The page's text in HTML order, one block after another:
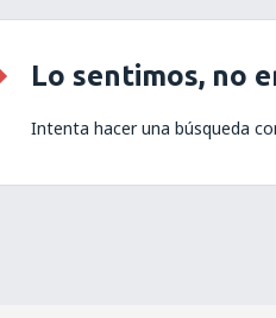
Lo sentimos, no
Intenta hacer una búsqueda